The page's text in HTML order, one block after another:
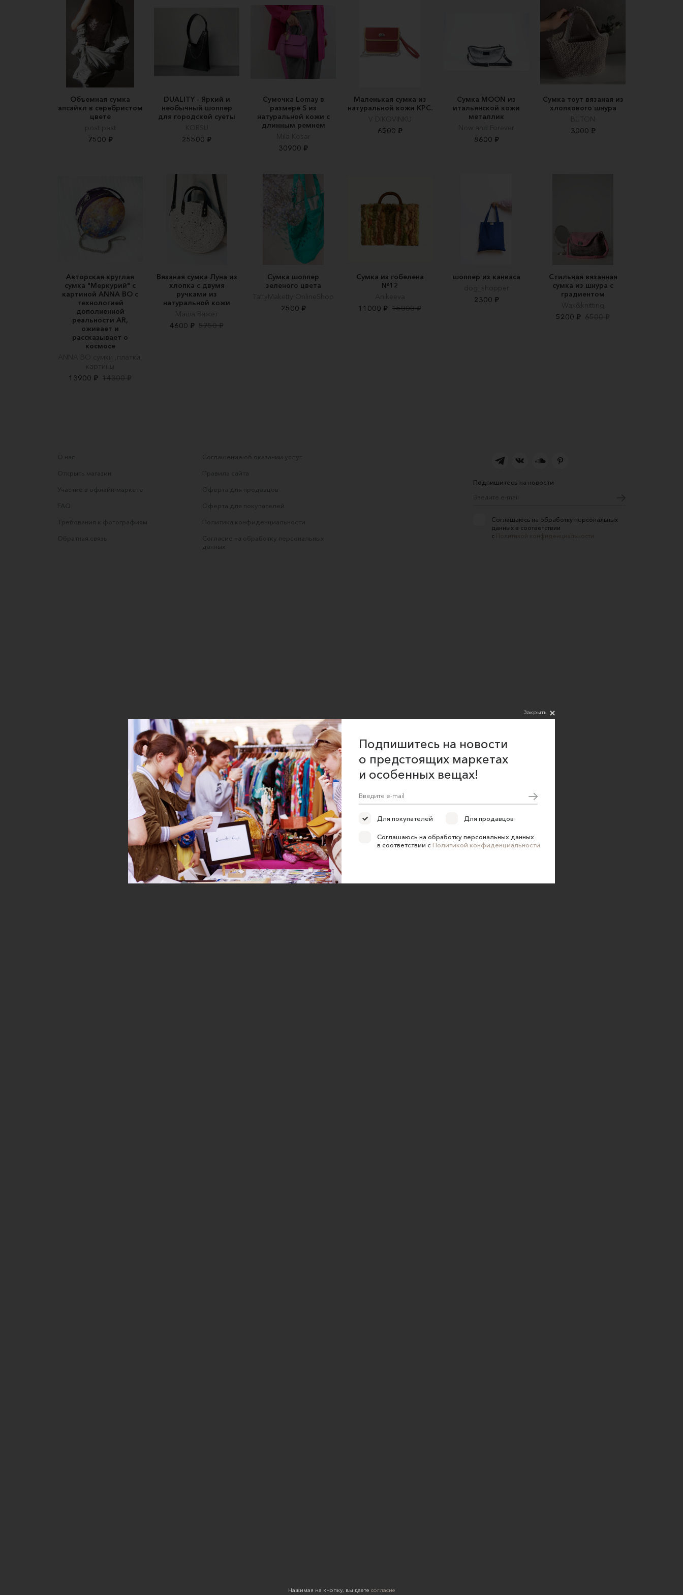
Объемная сумка
апсайкл в серебристом
цвете
post past
7500 ₽
DUALITY - Яркий и
необычный шоппер
для городской суеты
KORSU
25500 ₽
Сумочка Lomay в
размере S из
натуральной кожи c
длинным ремнем
Mila Kosar
30900 ₽
Маленькая сумка из
натуральной кожи КРС.
V DIKOVINKU
6500 ₽
Сумка MOON из
итальянской кожи
металлик
Now and Forever
8600 ₽
Сумка тоут вязаная из
хлопкового шнура
BUTON
3000 ₽
Авторская круглая
сумка "Меркурий" c
картиной ANNA BO c
технологией
дополненной
реальности AR,
оживает и
рассказывает о
космосе
ANNA BO сумки ,платки,
картины
13900 ₽ 14300 ₽
Вязаная сумка Луна из
хлопка с двумя
ручками из
натуральной кожи
Маша Вяжет
4600 ₽ 5750 ₽
Сумка шоппер
зеленого цвета
TattyMaketty OnlineShop
2500 ₽
Сумка из гобелена
№12
Anikeeva
11000 ₽ 15000 ₽
шоппер из канваса
dog_shopper
2300 ₽
Стильная вязанная
сумка из шнура с
градиентом
Wax&knitting
5200 ₽ 6500 ₽
О нас
Открыть магазин
Участие в офлайн-маркете
FAQ
Требования к фотографиям
Обратная связь
Соглашение об оказании услуг
Правила сайта
Оферта для продавцов
Оферта для покупателей
Политика конфиденциальности
Согласие на обработку персональных
данных
Подпишитесь на новости
Соглашаюсь на обработку персональных
данных в соответствии
с
Закрыть
Подпишитесь на новости
о предстоящих маркетах
и особенных вещах!
Для покупателей Для продавцов
Соглашаюсь на обработку персональных данных
в соответствии с Политикой конфиденциальности
Нажимая на кнопку, вы даете согласие